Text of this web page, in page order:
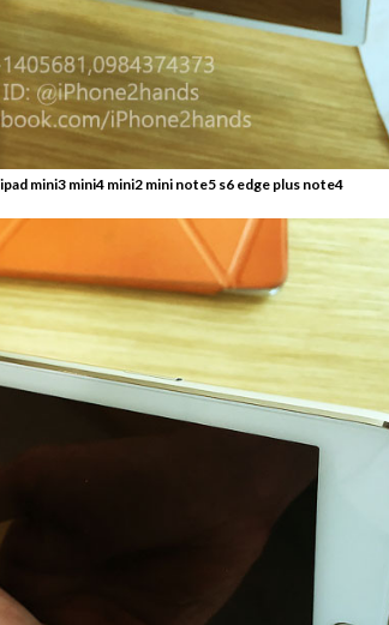
mini3 mini4 mini2 mini note5 s6 edge plus note4